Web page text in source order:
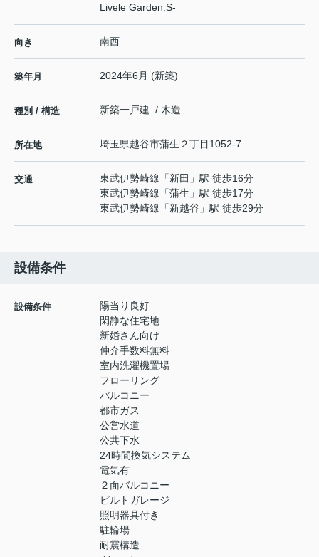
Livele Garden.S-
向き 南西
築年月 2024年6月 (新築)
種別 / 構造 新築一戸建 / 木造
所在地 埼玉県越谷市蒲生 ２丁目1052-7
交通 東武伊勢崎線 「新田 」駅 徒歩16分
東武伊勢崎線 「蒲生 」駅 徒歩17分
東武伊勢崎線 「新越谷 」駅 徒歩29分
設備条件
設備条件
陽当り良好
閑静な住宅地
新婚さん向け
仲介手数料無料
室内洗濯機置場
フローリング
バルコニー
都市ガス
公営水道
公共下水
24時間換気システム
電気有
２面バルコニー
ビルトガレージ
照明器具付き
駐輪場
耐震構造